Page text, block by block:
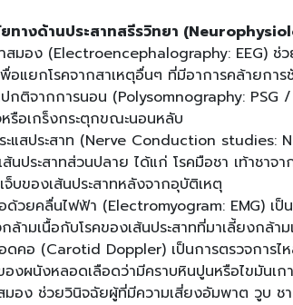
ยทางด้านประสาทสรีรวิทยา
สมอง (Electroencephalography: EEG)
อแยกโรคจากสาเหตุอื่นๆ ที่มีอาการคล้ายการ
กติจากการนอน (Polysomnography: PSG
รือเกร็งกระตุกขณะนอนหลับ
ะแสประสาท (Nerve Conduction studies:
นประสาทส่วนปลาย ได้แก่ โรคมือชา เท้าชาจ
บของเส้นประสาทหลังจากอุบัติเหตุ
ด้วยคลื่นไฟฟ้า (Electromyogram: EMG) เป็
ามเนื้อกับโรคของเส้นประสาทที่มาเลี้ยงกล้าม
ดคอ (Carotid Doppler) เป็นการตรวจการไ
งผนังหลอดเลือดว่ามีคราบหินปูนหรือไขมันเก
มอง ช่วยวินิจฉัยผู้ที่มีความเสี่ยงอัมพาต วูบ ช